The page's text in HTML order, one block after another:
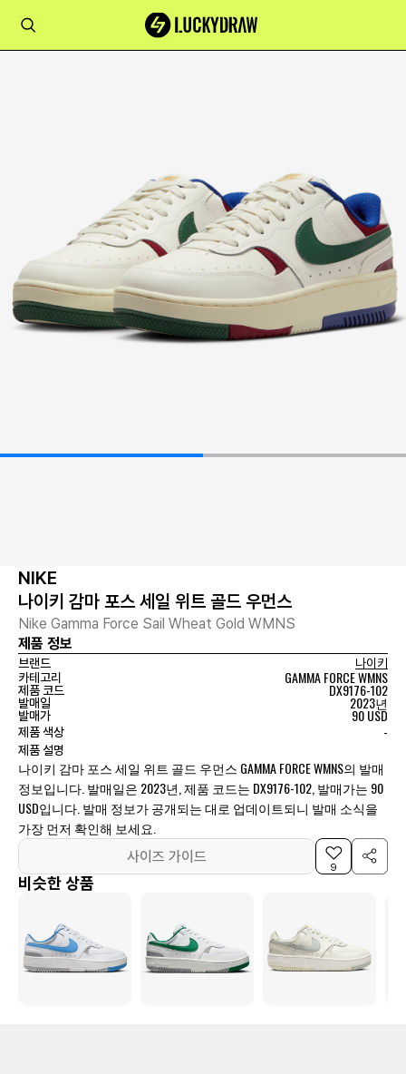
NIKE
나이키 감마 포스 세일 위트 골드 우먼스
Nike Gamma Force Sail Wheat Gold WMNS
제품 정보
브랜드
나이키
카테고리
GAMMA FORCE WMNS
제품 코드 DX9176-102
발매일 2023년
발매가 90 USD
제품 색상 -
제품 설명
나이키 감마 포스 세일 위트 골드 우먼스 GAMMA FORCE WMNS의 발매
정보입니다. 발매일은 2023년, 제품 코드는 DX9176-102, 발매가는 90
USD입니다. 발매 정보가 공개되는 대로 업데이트되니 발매 소식을
가장 먼저 확인해 보세요.
사이즈 가이드
9
비슷한 상품